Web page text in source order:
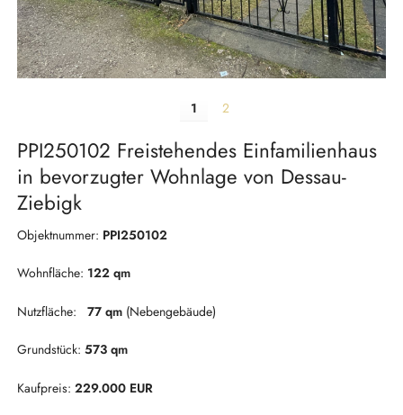
1 2
PPI250102 Freistehendes Einfamilienhaus
in bevorzugter Wohnlage von Dessau-
Ziebigk
Objektnummer: PPI250102
Wohnfläche: 122 qm
Nutzfläche: 77 qm (Nebengebäude)
Grundstück: 573 qm
Kaufpreis: 229.000 EUR